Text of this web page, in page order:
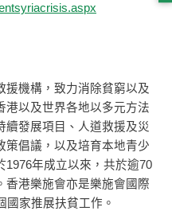
援機構，致力消除貧窮以及
港以及世界各地以多元方法
續發展項目、人道救援及災
策倡議，以及培育本地青少
1976年成立以來，共於逾70
香港樂施會亦是樂施會國際
國家推展扶貧工作。